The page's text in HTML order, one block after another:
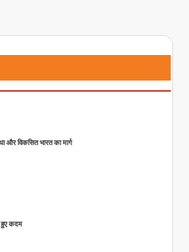
और विकसित भारत का मार्ग
हुए कदम